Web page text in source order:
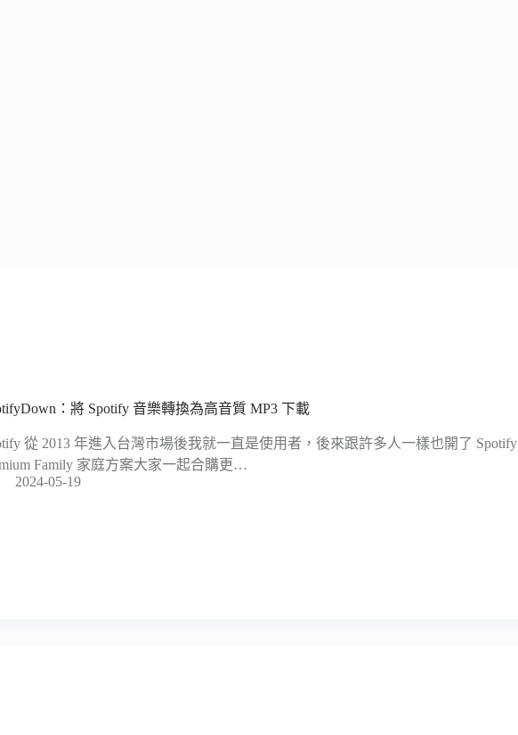
：將 Spotify 音樂轉換為高音質 MP3 下載
從 2013 年進入台灣市場後我就一直是使用者，後來跟許多人一樣也開了 Spotify
Family 家庭方案大家一起合購更…
2024-05-19